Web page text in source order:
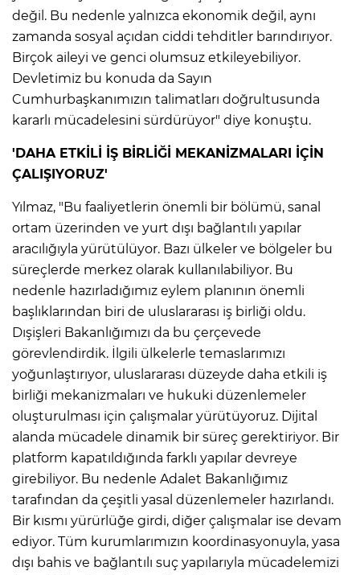
değil. Bu nedenle yalnızca ekonomik değil, aynı
zamanda sosyal açıdan ciddi tehditler barındırıyor.
Birçok aileyi ve genci olumsuz etkileyebiliyor.
Devletimiz bu konuda da Sayın
Cumhurbaşkanımızın talimatları doğrultusunda
kararlı mücadelesini sürdürüyor" diye konuştu.
'DAHA ETKİLİ İŞ BİRLİĞİ MEKANİZMALARI İÇİN
ÇALIŞIYORUZ'
Yılmaz, "Bu faaliyetlerin önemli bir bölümü, sanal
ortam üzerinden ve yurt dışı bağlantılı yapılar
aracılığıyla yürütülüyor. Bazı ülkeler ve bölgeler bu
süreçlerde merkez olarak kullanılabiliyor. Bu
nedenle hazırladığımız eylem planının önemli
başlıklarından biri de uluslararası iş birliği oldu.
Dışişleri Bakanlığımızı da bu çerçevede
görevlendirdik. İlgili ülkelerle temaslarımızı
yoğunlaştırıyor, uluslararası düzeyde daha etkili iş
birliği mekanizmaları ve hukuki düzenlemeler
oluşturulması için çalışmalar yürütüyoruz. Dijital
alanda mücadele dinamik bir süreç gerektiriyor. Bir
platform kapatıldığında farklı yapılar devreye
girebiliyor. Bu nedenle Adalet Bakanlığımız
tarafından da çeşitli yasal düzenlemeler hazırlandı.
Bir kısmı yürürlüğe girdi, diğer çalışmalar ise devam
ediyor. Tüm kurumlarımızın koordinasyonuyla, yasa
dışı bahis ve bağlantılı suç yapılarıyla mücadelemizi